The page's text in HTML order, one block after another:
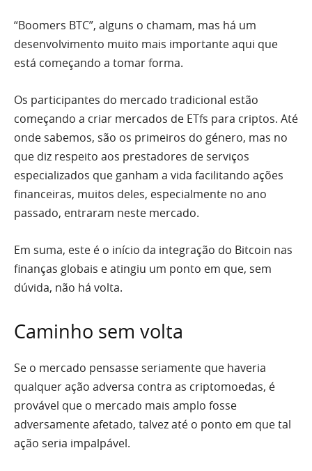
“Boomers BTC”, alguns o chamam, mas há um
desenvolvimento muito mais importante aqui que
está começando a tomar forma.
Os participantes do mercado tradicional estão
começando a criar mercados de ETfs para criptos. Até
onde sabemos, são os primeiros do género, mas no
que diz respeito aos prestadores de serviços
especializados que ganham a vida facilitando ações
financeiras, muitos deles, especialmente no ano
passado, entraram neste mercado.
Em suma, este é o início da integração do Bitcoin nas
finanças globais e atingiu um ponto em que, sem
dúvida, não há volta.
Caminho sem volta
Se o mercado pensasse seriamente que haveria
qualquer ação adversa contra as criptomoedas, é
provável que o mercado mais amplo fosse
adversamente afetado, talvez até o ponto em que tal
ação seria impalpável.